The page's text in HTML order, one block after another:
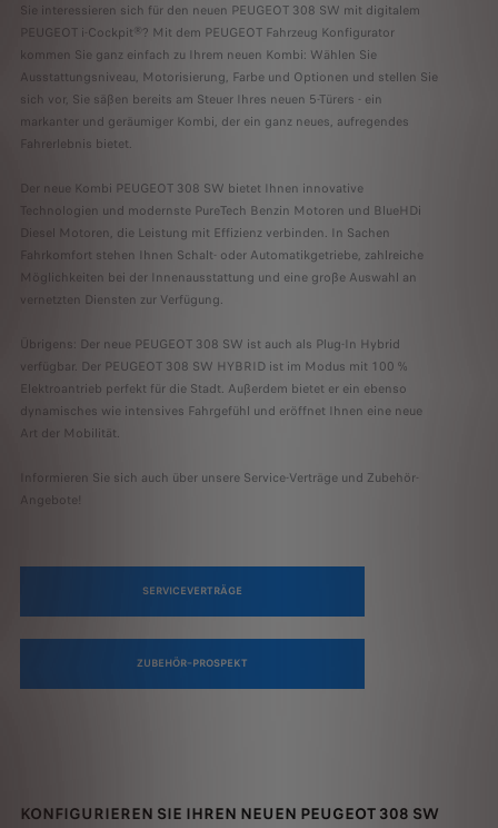
Sie interessieren sich für den neuen PEUGEOT 308 SW mit digitalem
PEUGEOT i-Cockpit®? Mit dem PEUGEOT Fahrzeug Konfigurator
kommen Sie ganz einfach zu Ihrem neuen Kombi: Wählen Sie
Ausstattungsniveau, Motorisierung, Farbe und Optionen und stellen Sie
sich vor, Sie säßen bereits am Steuer Ihres neuen 5-Türers - ein
markanter und geräumiger Kombi, der ein ganz neues, aufregendes
Fahrerlebnis bietet.
Der neue Kombi PEUGEOT 308 SW bietet Ihnen innovative
Technologien und modernste PureTech Benzin Motoren und BlueHDi
Diesel Motoren, die Leistung mit Effizienz verbinden. In Sachen
Fahrkomfort stehen Ihnen Schalt- oder Automatikgetriebe, zahlreiche
Möglichkeiten bei der Innenausstattung und eine große Auswahl an
vernetzten Diensten zur Verfügung.
Übrigens: Der neue PEUGEOT 308 SW ist auch als Plug-In Hybrid
verfügbar. Der PEUGEOT 308 SW HYBRID ist im Modus mit 100 %
Elektroantrieb perfekt für die Stadt. Außerdem bietet er ein ebenso
dynamisches wie intensives Fahrgefühl und eröffnet Ihnen eine neue
Art der Mobilität.
Informieren Sie sich auch über unsere Service-Verträge und Zubehör-
Angebote!
SERVICEVERTRÄGE
ZUBEHÖR–PROSPEKT
KONFIGURIEREN SIE IHREN NEUEN PEUGEOT 308 SW